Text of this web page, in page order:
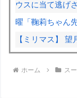
ウスに当て逃げ
曜「鞠莉ちゃん
【ミリマス】
い、えっと、上
ホーム ス